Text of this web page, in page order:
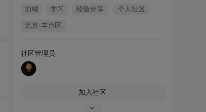
前端 学习 经验分享 个人社区
北京·丰台区
社区管理员
加入社区